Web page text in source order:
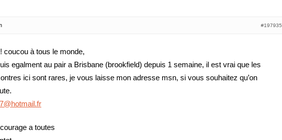
#197935
coucou à tous le monde,
egalment au pair a Brisbane (brookfield) depuis 1 semaine, il est vrai que les
ici sont rares, je vous laisse mon adresse msn, si vous souhaitez qu’on
a toutes